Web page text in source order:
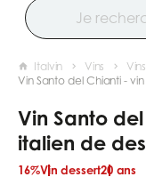
Italvin Vins
Vin Santo del Chianti -
Vin Santo
italien de
16%Vin dessert20 ans